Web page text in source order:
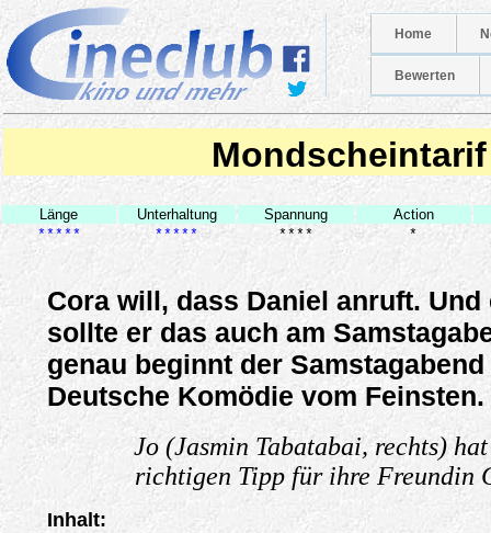
Home
Bewerten
Mondscheintarif
Länge Unterhaltung Spannung
Action
*****
***** **** *
Cora will, dass Daniel anruft.
sollte er das auch am
genau beginnt der
Deutsche Komödie vom Feinsten.
Jo (Jasmin Tabatabai, rechts)
richtigen Tipp für ihre Freundin
Inhalt: